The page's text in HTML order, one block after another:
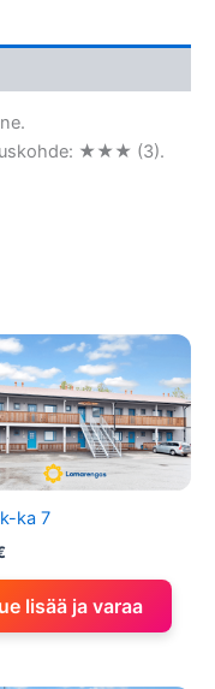
★★★ (3).
ka 7
lisää ja varaa